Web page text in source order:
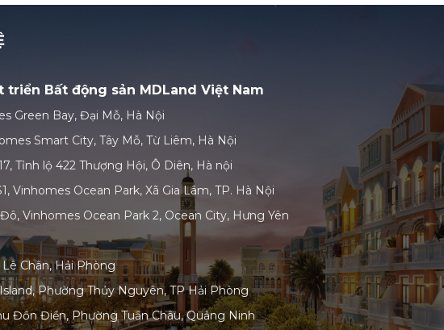
triển Bất động sản MDLand Việt Nam
Green Bay, Đại Mỗ, Hà Nội
Smart City, Tây Mỗ, Từ Liêm, Hà Nội
Tỉnh lộ 422 Thượng Hội, Ô Diên, Hà nội
Vinhomes Ocean Park, Xã Gia Lâm, TP. Hà Nội
Vinhomes Ocean Park 2, Ocean City, Hưng Yên
Lê Chân, Hải Phòng
Phường Thủy Nguyên, TP Hải Phòng
Đồn Điền, Phường Tuần Châu, Quảng Ninh